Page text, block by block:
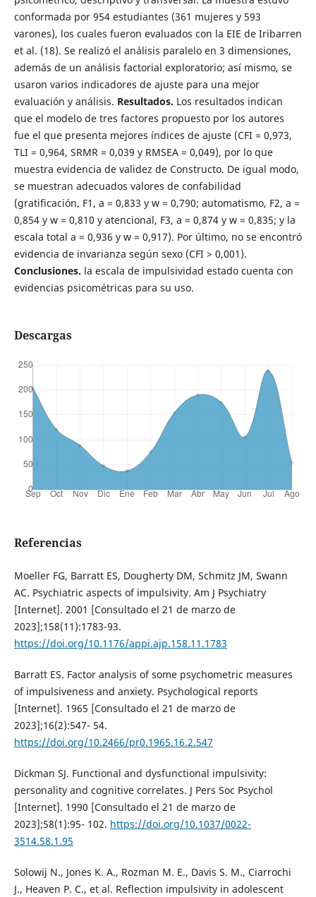
conformada por 954 estudiantes (361 mujeres y 593
varones), los cuales fueron evaluados con la EIE de Iribarren
et al. (18). Se realizó el análisis paralelo en 3 dimensiones,
además de un análisis factorial exploratorio; así mismo, se
usaron varios indicadores de ajuste para una mejor
evaluación y análisis. Resultados. Los resultados indican
que el modelo de tres factores propuesto por los autores
fue el que presenta mejores índices de ajuste (CFI = 0,973,
TLI = 0,964, SRMR = 0,039 y RMSEA = 0,049), por lo que
muestra evidencia de validez de Constructo. De igual modo,
se muestran adecuados valores de confabilidad
(gratificación, F1, a = 0,833 y w = 0,790; automatismo, F2, a =
0,854 y w = 0,810 y atencional, F3, a = 0,874 y w = 0,835; y la
escala total a = 0,936 y w = 0,917). Por último, no se encontró
evidencia de invarianza según sexo (CFI > 0,001).
Conclusiones. la escala de impulsividad estado cuenta con
evidencias psicométricas para su uso.
Descargas
Referencias
Moeller FG, Barratt ES, Dougherty DM, Schmitz JM, Swann
AC. Psychiatric aspects of impulsivity. Am J Psychiatry
[Internet]. 2001 [Consultado el 21 de marzo de
2023];158(11):1783-93.
https://doi.org/10.1176/appi.ajp.158.11.1783
Barratt ES. Factor analysis of some psychometric measures
of impulsiveness and anxiety. Psychological reports
[Internet]. 1965 [Consultado el 21 de marzo de
2023];16(2):547- 54.
https://doi.org/10.2466/pr0.1965.16.2.547
Dickman SJ. Functional and dysfunctional impulsivity:
personality and cognitive correlates. J Pers Soc Psychol
[Internet]. 1990 [Consultado el 21 de marzo de
2023];58(1):95- 102. https://doi.org/10.1037/0022-
3514.58.1.95
Solowij N., Jones K. A., Rozman M. E., Davis S. M., Ciarrochi
J., Heaven P. C., et al. Reflection impulsivity in adolescent